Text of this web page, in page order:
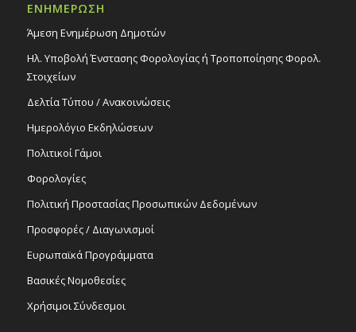
ΕΝΗΜΕΡΩΣΗ
Άμεση Ενημέρωση Δημοτών
Ηλ. Υποβολή Ένστασης Φορολογίας ή Τροποποίησης Φορολ.
Στοιχείων
Δελτία Τύπου / Ανακοινώσεις
Ημερολόγιο Εκδηλώσεων
Πολιτικοί Γάμοι
Φορολογίες
Πολιτική Προστασίας Προσωπικών Δεδομένων
Προσφορές / Διαγωνισμοί
Ευρωπαϊκά Προγράμματα
Βασικές Νομοθεσίες
Χρήσιμοι Σύνδεσμοι